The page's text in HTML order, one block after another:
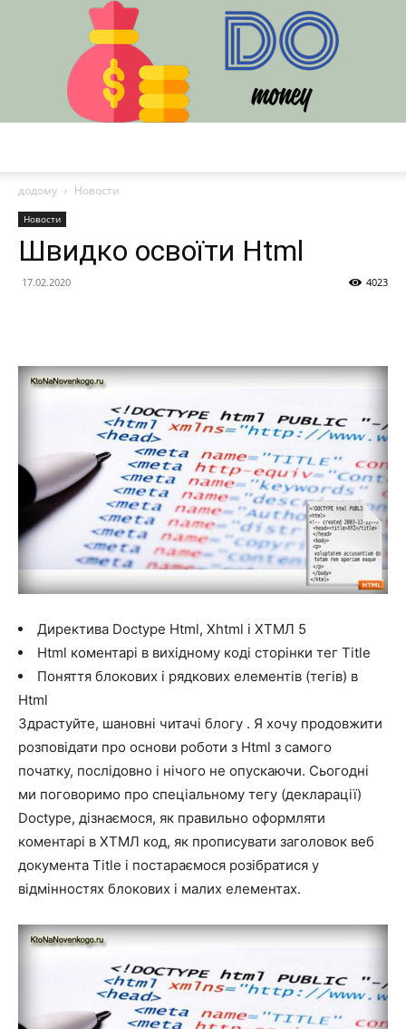
додому
Новости
Новости
Швидко освоїти Html
17.02.2020 4023
Директива Doctype Html, Xhtml і ХТМЛ 5
Html коментарі в вихідному коді сторінки тег Title
Поняття блокових і рядкових елементів (тегів) в
Html
Здрастуйте, шановні читачі блогу . Я хочу продовжити
розповідати про основи роботи з Html з самого
початку, послідовно і нічого не опускаючи. Сьогодні
ми поговоримо про спеціальному тегу (декларації)
Doctype, дізнаємося, як правильно оформляти
коментарі в ХТМЛ код, як прописувати заголовок веб
документа Title і постараємося розібратися у
відмінностях блокових і малих елементах.